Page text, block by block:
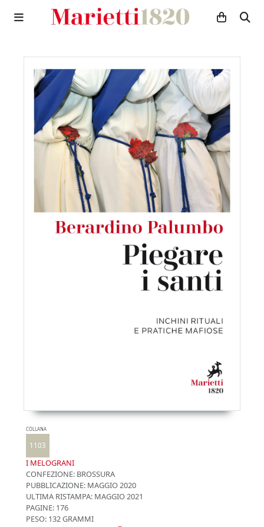
COLLANA
1103
I MELOGRANI
CONFEZIONE: BROSSURA
PUBBLICAZIONE: MAGGIO 2020
ULTIMA RISTAMPA: MAGGIO 2021
PAGINE: 176
PESO: 132 GRAMMI